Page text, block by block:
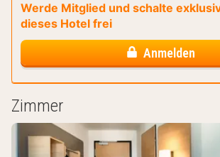
Werde Mitglied und schalte
dieses Hotel frei
Anmelden
Zimmer